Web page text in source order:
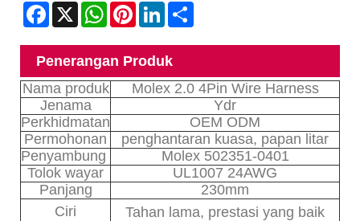
Facebook
X WhatsAppPinterestLinkedIn
Penerangan Produk
Nama produk
Molex 2.0 4Pin Wire Harness
Jenama
Ydr
Perkhidmatan
OEM ODM
Permohonan
penghantaran kuasa, papan litar
Penyambung
Molex 502351-0401
Tolok wayar
UL1007 24AWG
Panjang
230mm
Ciri
Tahan lama, prestasi yang baik